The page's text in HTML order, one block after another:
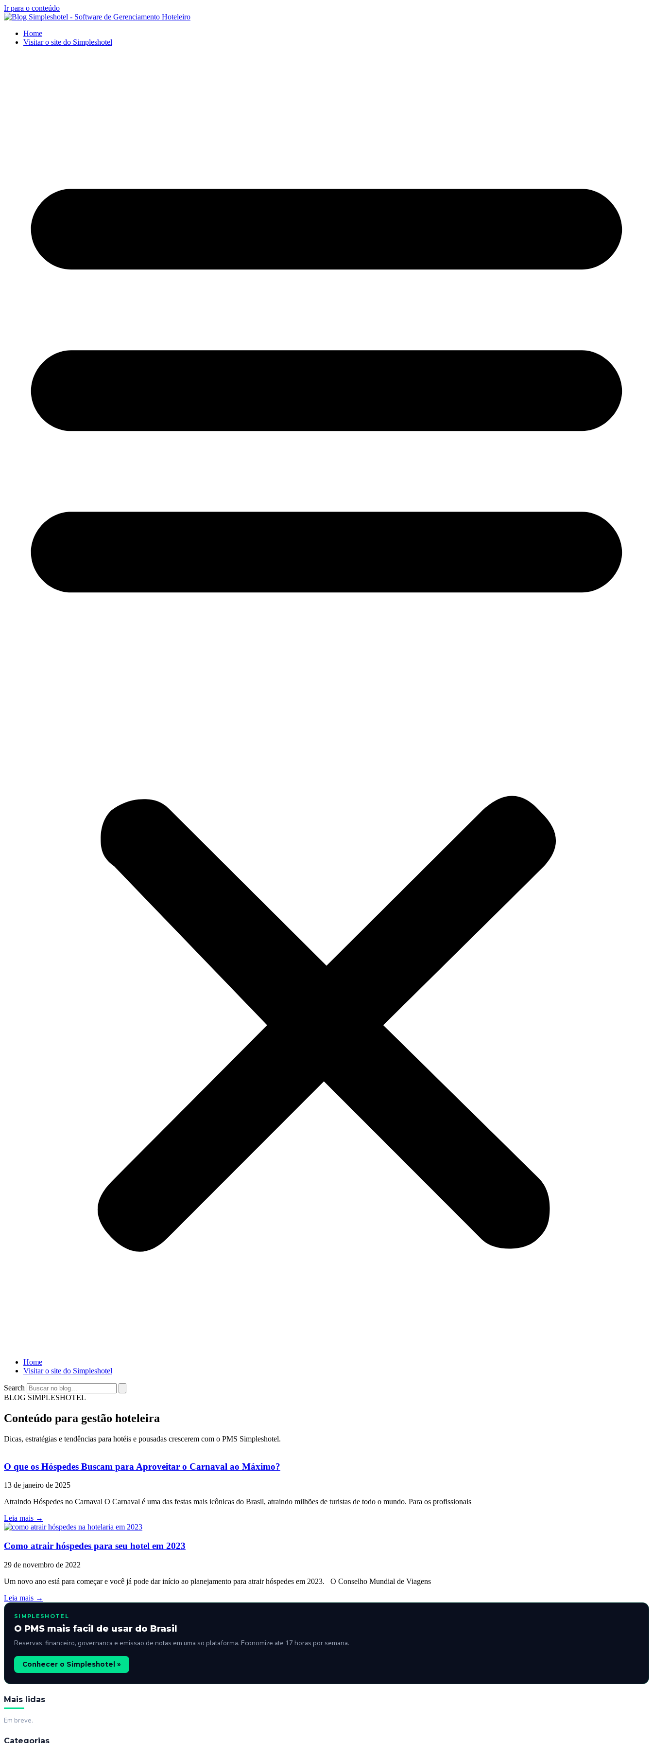
Ir para o conteúdo
Home
Visitar o site do Simpleshotel
Home
Visitar o site do Simpleshotel
Search
BLOG SIMPLESHOTEL
Conteúdo para gestão hoteleira
Dicas, estratégias e tendências para hotéis e pousadas crescerem com o PMS Simpleshotel.
O que os Hóspedes Buscam para Aproveitar o Carnaval ao Máximo?
13 de janeiro de 2025
Atraindo Hóspedes no Carnaval O Carnaval é uma das festas mais icônicas do Brasil, atraindo milhões de turistas de todo o mundo. Para os profissionais
Leia mais →
Como atrair hóspedes para seu hotel em 2023
29 de novembro de 2022
Um novo ano está para começar e você já pode dar início ao planejamento para atrair hóspedes em 2023. O Conselho Mundial de Viagens
Leia mais →
SIMPLESHOTEL
O PMS mais facil de usar do Brasil
Reservas, financeiro, governanca e emissao de notas em uma so plataforma. Economize ate 17 horas por semana.
Conhecer o Simpleshotel »
Mais lidas
Em breve.
Categorias